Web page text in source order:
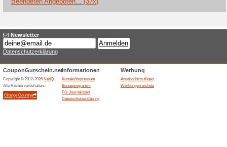
Beim Kauf eines
Kabelschlange